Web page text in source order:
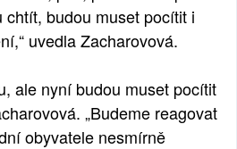
budou muset pocítit i
uvedla Zacharovová.
ale nyní budou muset pocítit
„Budeme reagovat
obyvatele nesmírně